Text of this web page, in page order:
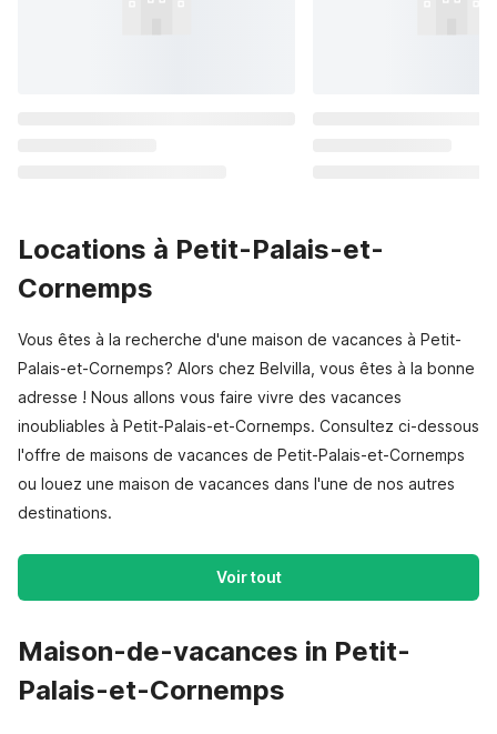
Locations à Petit-Palais-et-
Cornemps
Vous êtes à la recherche d'une maison de vacances à Petit-
Palais-et-Cornemps? Alors chez Belvilla, vous êtes à la bonne
adresse ! Nous allons vous faire vivre des vacances
inoubliables à Petit-Palais-et-Cornemps. Consultez ci-dessous
l'offre de maisons de vacances de Petit-Palais-et-Cornemps
ou louez une maison de vacances dans l'une de nos autres
destinations.
Voir tout
Maison-de-vacances in Petit-
Palais-et-Cornemps